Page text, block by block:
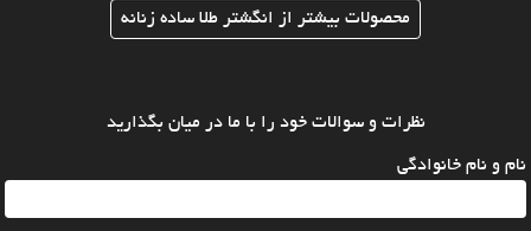
محصولات بیشتر از انگشتر طلا ساده زنانه
نظرات و سوالات خود را با ما در میان بگذارید
نام و نام خانوادگی